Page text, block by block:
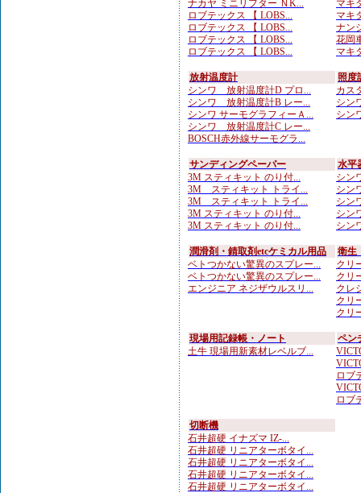
ナカヤ ミニリフター ＮK...
ロブテックス 【 LOBS...
ロブテックス 【 LOBS...
ロブテックス 【 LOBS...
ロブテックス 【 LOBS...
マキ
マキ
ナン
花岡
マキ
放射温度計
シンワ 放射温度計D プロ...
シンワ 放射温度計B レー...
シンワ サーモグラフィーＡ...
シンワ 放射温度計C レー...
BOSCH赤外線サーモグラ...
照度
カス
シン
シン
サンディングペーパー
3M スティキット のり付...
3M スティキット トライ...
3M スティキット トライ...
3M スティキット のり付...
3M スティキット のり付...
水平
シン
シン
シン
シン
シン
潤滑剤・錆取剤etcケミカル用品
ベトつかない驚異のスプレー...
ベトつかない驚異のスプレー...
エンジニア ネジザウルスリ...
衛生
クリ
クリ
クレ
クリ
クリ
現場用記録帳・ノート
土牛 現場用新素材レベルブ...
ペン
ロブ
ロブ
切断機
石井超硬 イナズマ IZ-...
石井超硬 リニアターボタイ...
石井超硬 リニアターボタイ...
石井超硬 リニアターボタイ...
石井超硬 リニアターボタイ...